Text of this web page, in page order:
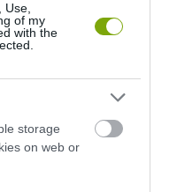
of my
with the
storage
on web or